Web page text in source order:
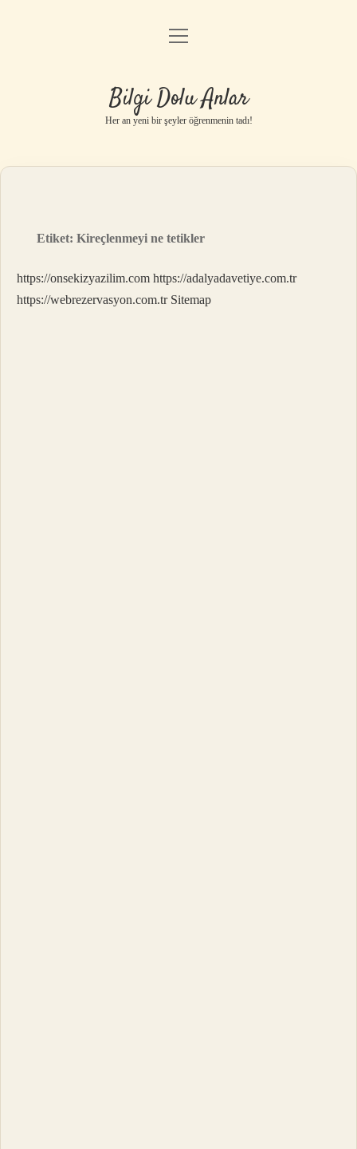
Anasayfa
Yasal Uyarı
menüyü
Bilgi Dolu Anlar
Her an yeni bir şeyler öğrenmenin tadı!
Etiket:Kireçlenmeyi ne tetikler
https://onsekizyazilim.com https://adalyadavetiye.com.tr
https://webrezervasyon.com.tr Sitemap